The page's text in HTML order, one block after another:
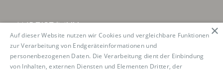
Mit MVV von München-Zentrum
U2: Haltestelle Josephsburg
Auf dieser Website nutzen wir Cookies und vergleichbare Funktionen
zur Verarbeitung von Endgeräteinformationen und
personenbezogenen Daten. Die Verarbeitung dient der Einbindung
von Inhalten, externen Diensten und Elementen Dritter, der
×